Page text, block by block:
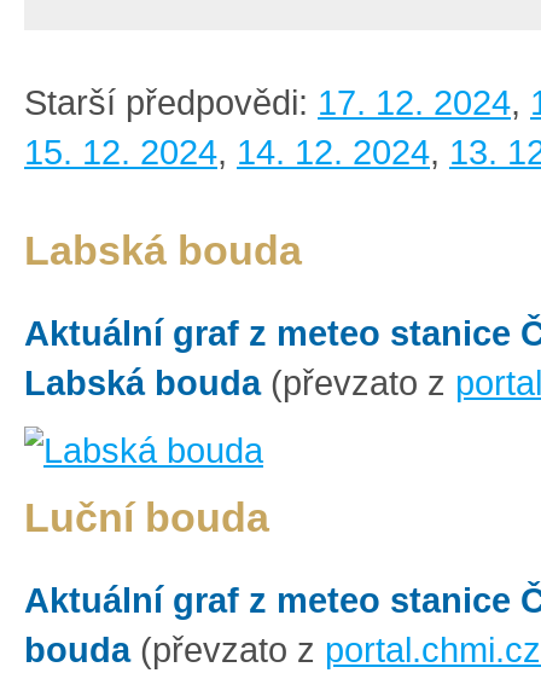
Starší předpovědi: 17. 12. 2024,
15. 12. 2024, 14. 12. 2024, 13.
Labská bouda
Aktuální graf z meteo stanice
Labská bouda(převzato z
Luční bouda
Aktuální graf z meteo stanice
bouda(převzato z portal.chmi.cz